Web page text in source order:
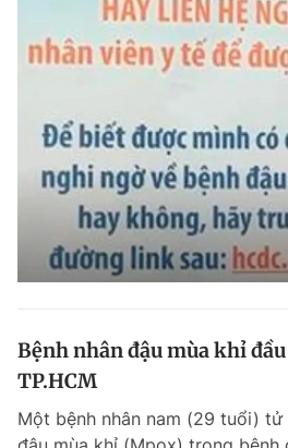
Bệnh nhân đậu mùa khỉ
TP.HCM
Một bệnh nhân nam (29 tuổi)